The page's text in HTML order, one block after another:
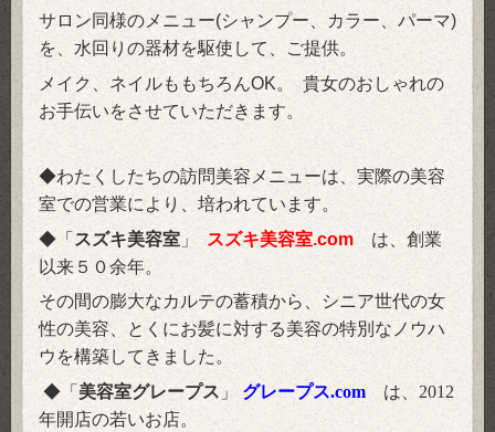
サロン同様のメニュー(シャンプー、カラー、パーマ)
を、水回りの器材を駆使して、ご提供。
メイク、ネイルももちろんOK。 貴女のおしゃれの
お手伝いをさせていただきます。
◆わたくしたちの訪問美容メニューは、実際の美容
室での営業により、培われています。
◆「 スズキ美容室 」スズキ美容室.com は、 創業
以来５０余年。
その間の膨大なカルテの蓄積から、シニア世代の女
性の美容、とくにお髪に対する美容の特別なノウハ
ウを構築してきました。
◆「 美容室グレープス 」 グレープス.com は、2012
年開店の若いお店。